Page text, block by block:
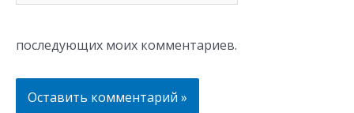
последующих моих комментариев.